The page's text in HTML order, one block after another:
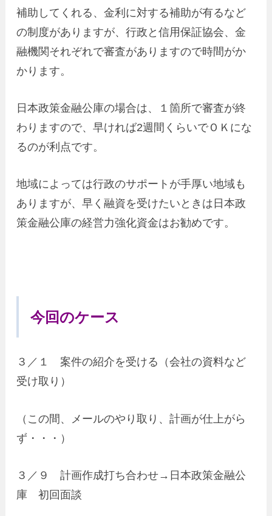
補助してくれる、金利に対する補助が有るなど
の制度がありますが、行政と信用保証協会、金
融機関それぞれで審査がありますので時間がか
かります。
日本政策金融公庫の場合は、１箇所で審査が終
わりますので、早ければ2週間くらいでＯＫにな
るのが利点です。
地域によっては行政のサポートが手厚い地域も
ありますが、早く融資を受けたいときは日本政
策金融公庫の経営力強化資金はお勧めです。
今回のケース
３／１ 案件の紹介を受ける（会社の資料など
受け取り）
（この間、メールのやり取り、計画が仕上がら
ず・・・）
３／９ 計画作成打ち合わせ→日本政策金融公
庫 初回面談